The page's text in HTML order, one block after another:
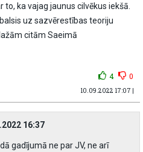
to, ka vajag jaunus cilvēkus iekšā.
uz sazvērestības teoriju
citām Saeimā
4 0
10.09.2022 17:07 |
16:37
gadījumā ne par JV, ne arī